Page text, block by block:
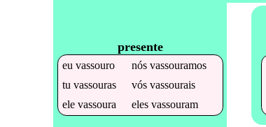
presente
euvassouro nósvassouramos
tuvassouras vósvassourais
elevassoura elesvassouram